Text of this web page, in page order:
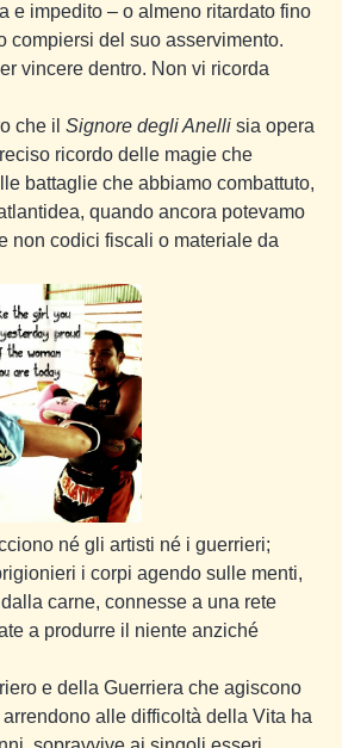
e impedito – o almeno ritardato fino
compiersi del suo asservimento.
vincere dentro. Non vi ricorda
che il Signore degli Anelli sia opera
ricordo delle magie che
battaglie che abbiamo combattuto,
quando ancora potevamo
non codici fiscali o materiale da
né gli artisti né i guerrieri;
i corpi agendo sulle menti,
carne, connesse a una rete
a produrre il niente anziché
e della Guerriera che agiscono
alle difficoltà della Vita ha